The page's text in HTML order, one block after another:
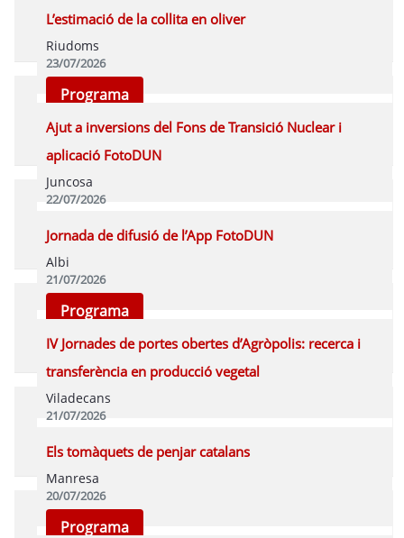
Programa
L’estimació de la collita en oliver
Riudoms
23/07/2026
Programa
Ajut a inversions del Fons de Transició Nuclear i
aplicació FotoDUN
Juncosa
22/07/2026
Programa
Jornada de difusió de l’App FotoDUN
Albi
21/07/2026
Programa
IV Jornades de portes obertes d’Agròpolis: recerca i
transferència en producció vegetal
Viladecans
21/07/2026
Programa
Els tomàquets de penjar catalans
Manresa
20/07/2026
Programa